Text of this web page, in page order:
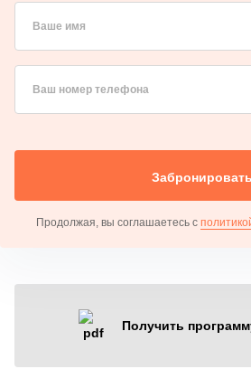
Ваше имя
Ваш номер телефона
Забронировать
Продолжая, вы соглашаетесь с
Получить